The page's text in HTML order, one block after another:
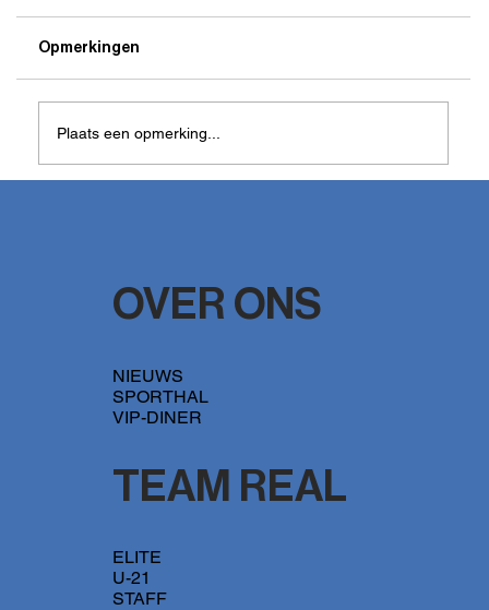
Opmerkingen
Plaats een opmerking...
TEAM REAL
ELITE
U-21
STAFF
OVER ONS
NIEUWS
SPORTHAL
VIP-DINER